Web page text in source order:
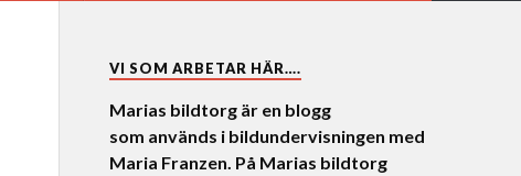
VI SOM ARBETAR HÄR….
Marias bildtorg är en blogg
som används i bildundervisningen med
Maria Franzen. På Marias bildtorg